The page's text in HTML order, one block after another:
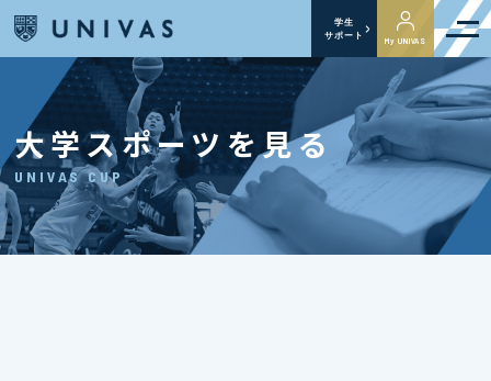
学生
サポート
My UNIVAS
大学スポーツを見る
UNIVAS CUP